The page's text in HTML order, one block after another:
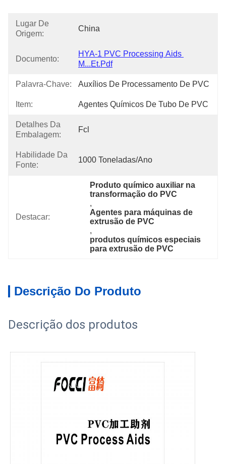
Lugar De
Origem:
China
Documento:
HYA-1 PVC Processing Aids
M...et.pdf
Palavra-Chave: Auxílios De Processamento De PVC
Item: Agentes Químicos De Tubo De PVC
Detalhes Da
Embalagem:
Fcl
Habilidade Da
Fonte:
1000 Toneladas/ano
Destacar:
Produto químico auxiliar na
transformação do PVC
Agentes para máquinas de
extrusão de PVC
produtos químicos especiais
para extrusão de PVC
Descrição Do Produto
Descrição dos produtos